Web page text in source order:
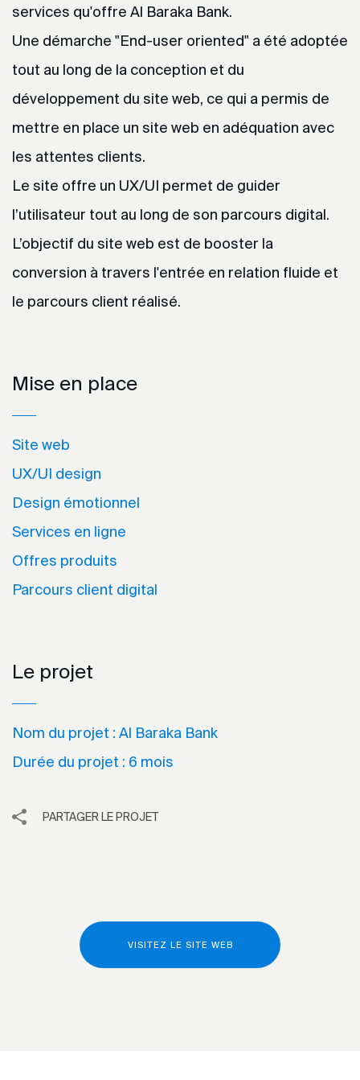
services qu'offre Al Baraka Bank.
Une démarche "End-user oriented" a été adoptée
tout au long de la conception et du
développement du site web, ce qui a permis de
mettre en place un site web en adéquation avec
les attentes clients.
Le site offre un UX/UI permet de guider
l’utilisateur tout au long de son parcours digital.
L’objectif du site web est de booster la
conversion à travers l'entrée en relation fluide et
le parcours client réalisé.
Mise en place
Site web
UX/UI design
Design émotionnel
Services en ligne
Offres produits
Parcours client digital
Le projet
Nom du projet : Al Baraka Bank
Durée du projet : 6 mois
PARTAGER LE PROJET
VISITEZ LE SITE WEB